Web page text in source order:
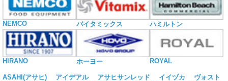
NEMCO バイタミックス ハミルトン
HIRANO ホーヨー ROYAL
ASAHI(アサヒ) アイデアル アサヒサンレッド イイヅカ
ヴォスト